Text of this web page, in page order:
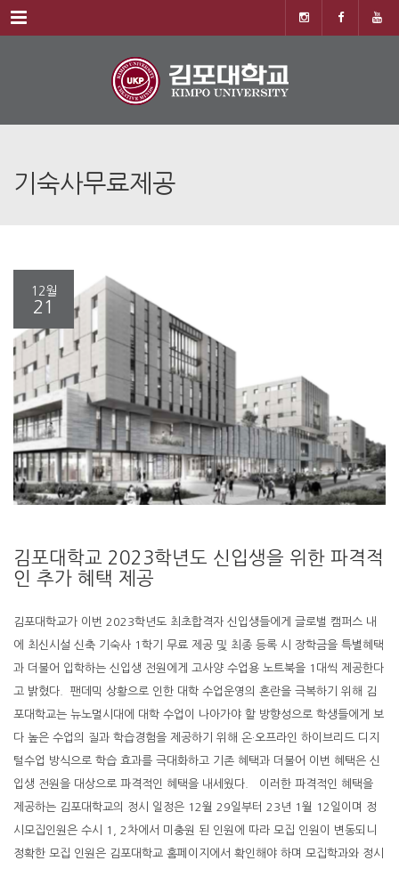
Menu
기숙사무료제공
12월
21
김포대학교 2023학년도 신입생을 위한 파격적
인 추가 혜택 제공
김포대학교가 이번 2023학년도 최초합격자 신입생들에게 글로벌 캠퍼스 내
에 최신시설 신축 기숙사 1학기 무료 제공 및 최종 등록 시 장학금을 특별혜택
과 더불어 입학하는 신입생 전원에게 고사양 수업용 노트북을 1대씩 제공한다
고 밝혔다. 팬데믹 상황으로 인한 대학 수업운영의 혼란을 극복하기 위해 김
포대학교는 뉴노멀시대에 대학 수업이 나아가야 할 방향성으로 학생들에게 보
다 높은 수업의 질과 학습경험을 제공하기 위해 온·오프라인 하이브리드 디지
털수업 방식으로 학습 효과를 극대화하고 기존 혜택과 더불어 이번 혜택은 신
입생 전원을 대상으로 파격적인 혜택을 내세웠다. 이러한 파격적인 혜택을
제공하는 김포대학교의 정시 일정은 12월 29일부터 23년 1월 12일이며 정
시모집인원은 수시 1, 2차에서 미충원 된 인원에 따라 모집 인원이 변동되니
정확한 모집 인원은 김포대학교 홈페이지에서 확인해야 하며 모집학과와 정시